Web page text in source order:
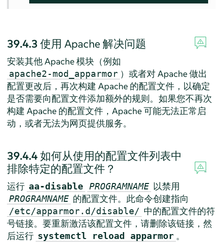
39.4.3 使用 Apache 解决问题
安装其他 Apache 模块（例如
apache2-mod_apparmor ）或者对 Apache 做出
配置更改后，再次构建 Apache 的配置文件，以确定
是否需要向配置文件添加额外的规则。如果您不再次
构建 Apache 的配置文件，Apache 可能无法正常启
动，或者无法为网页提供服务。
39.4.4如何从使用的配置文件列表中
排除特定的配置文件？
运行 aa-disable PROGRAMNAME 以禁用
PROGRAMNAME 的配置文件。此命令创建指向
/etc/apparmor.d/disable/ 中的配置文件的符
号链接。要重新激活该配置文件，请删除该链接，然
后运行 systemctl reload apparmor 。